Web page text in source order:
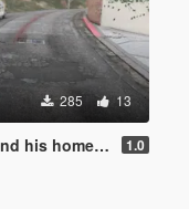
285 13
it's a real mod 1.0